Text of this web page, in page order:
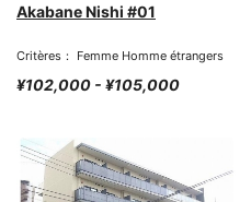
Akabane Nishi #01
Critères： Femme Homme étrangers
¥102,000 - ¥105,000